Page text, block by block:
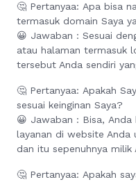
🤔 Pertanyaa: Apa bisa
termasuk domain Saya
😀 Jawaban : Sesuai
atau halaman termasuk
tersebut Anda sendiri
🤔 Pertanyaa: Apakah
sesuai keinginan Saya?
😀 Jawaban : Bisa, Anda
layanan di website Anda
dan itu sepenuhnya milik
🤔 Pertanyaa: Apakah